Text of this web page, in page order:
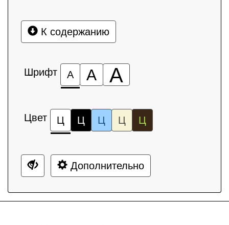
К содержанию
Шрифт А А А
Цвет Ц Ц Ц Ц Ц
Дополнительно